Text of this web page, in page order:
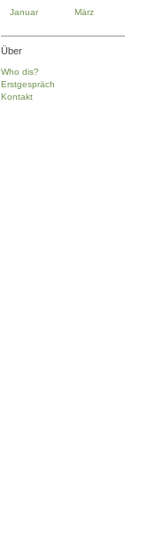
Januar
März
Über
Who dis?
Erstgespräch
Kontakt